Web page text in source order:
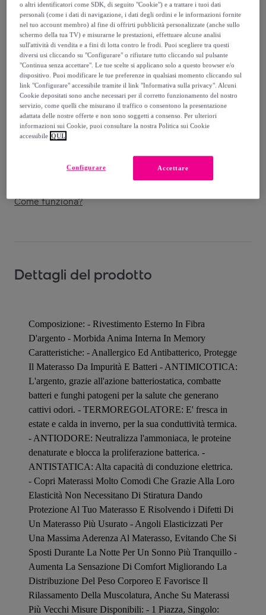
47, €
-44%
Venduto daCo.Ingros.Tex
Consegna
Spedizione gratuita
Consegna: tra il23/08
Come funziona?
Dettagli del prodotto
Composizione: - Rivestimento Esterno In Fibra
D'argento - Morbida Anima Interna In Memory
Caratteristiche: - Anallergico Ed Antibatterico, Protegge
Il Materasso Da Impurità E Batteri - ANTIMICOTICA:
L'argento, grazie all'azione batteriostatica, combatte
batteri e funghi patogeni per la salute che generano
cattivi odori. - TERMOREGOLATORE: E' fresca in
estate e calda in inverno, per la sua conduttività termica.
- ANTIODORE: Neutralizza l'ammoniaca, le proteine
denaturate e blocca la proliferazione batterica. -
ANTISTATICA: Alta capacità di conduzione elettrica.
- Copri Materassi Molto Comodi Che Grazie Alla Loro
Elasticità Non Necessitano Di Stiratura Dando
Protezione Al Tuo Materasso E Risolvendo i Difetti Di
Un Materasso Più Usurato - Angoli Elasticizzati Per
Una Massima Aderenza Al Materasso, Evitando Che Si
Sposti Durante La Notte Per Un Sonno Più Tranquillo -
Aumenta La Sensazione Di Comfort Migliorando La
Distribuzione Del Peso Corporeo E Favorisce Il
Rilassamento Della Muscolatura, Anche Su Materassi
Più Vecchi Misure Disponibili: - 1 Piazza, Singolo:
o altri identificatori come SDK, di seguito "Cookie") e a trattare i tuoi dati
personali (come i dati di navigazione, i dati degli ordini e le informazioni fornite
nel tuo account membro) al fine di offrirti pubblicità personalizzate (anche sullo
schermo della tua TV) e misurarne le prestazioni, effettuare alcune analisi
sull'attività di vendita e a fini di lotta contro le frodi. Puoi scegliere tra questi
diversi usi cliccando su "Configurare" o rifiutare tutto cliccando sul pulsante
"Continua senza accettare". Le tue scelte si applicano solo a questo browser e/o
dispositivo. Puoi modificare le tue preferenze in qualsiasi momento cliccando sul
link "Configurare" accessibile tramite il link "Informativa sulla privacy". Alcuni
Cookie depositati sono anche necessari per il corretto funzionamento del nostro
servizio, come quelli che misurano il traffico o consentono la presentazione
adattata delle nostre offerte e non sono soggetti a consenso. Per ulteriori
informazioni sui Cookie, puoi consultare la nostra Politica sui Cookie
accessibile QUI.
Accettare
Configurare